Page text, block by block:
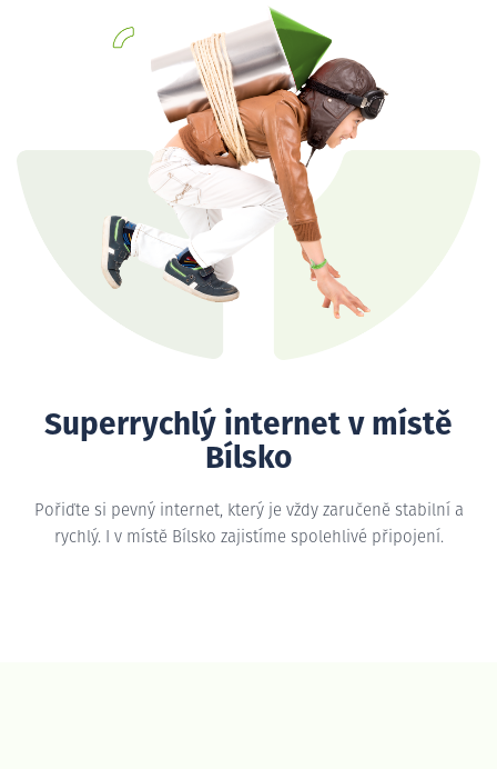
Superrychlý internet v místě
Bílsko
Pořiďte si pevný internet, který je vždy zaručeně stabilní a
rychlý. I v místě Bílsko zajistíme spolehlivé připojení.